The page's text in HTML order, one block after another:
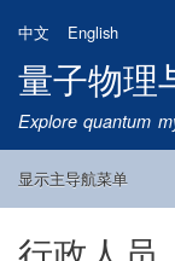
中文 English
量子物理
Explore quantum
Main
显示主导航菜单
首页
研究方向
量子卫星
团队成员
新闻动态
研究进展
学术报告
论文发表
公告通知
招生信息
相关链接